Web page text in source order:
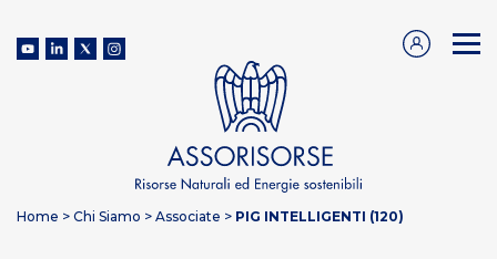
Home > Chi Siamo > Associate > PIG INTELLIGENTI (120)